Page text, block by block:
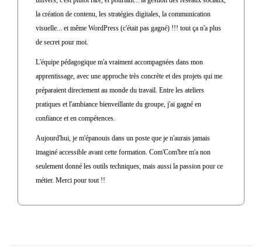
la création de contenu, les stratégies digitales, la communication
visuelle... et même WordPress (c'était pas gagné) !!! tout ça n'a plus
de secret pour moi.
L'équipe pédagogique m'a vraiment accompagnées dans mon
apprentissage, avec une approche très concrète et des projets qui me
préparaient directement au monde du travail. Entre les ateliers
pratiques et l'ambiance bienveillante du groupe, j'ai gagné en
confiance et en compétences.
Aujourd'hui, je m'épanouis dans un poste que je n'aurais jamais
imaginé accessible avant cette formation. Com'Com'bre m'a non
seulement donné les outils techniques, mais aussi la passion pour ce
métier. Merci pour tout !!